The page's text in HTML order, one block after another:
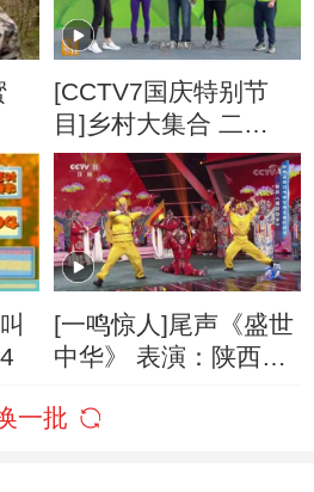
[CCTV7国庆特别节
目]乡村大集合 二
20161002
[一鸣惊人]尾声《盛世
中华》 表演：陕西省
剧团
一批